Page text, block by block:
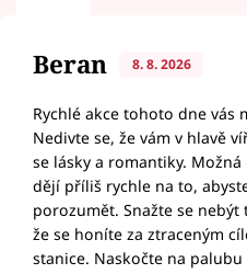
Beran 8. 8. 2026
Rychlé akce tohoto dne vás
Nedivte se, že vám v hlavě
se lásky a romantiky.
dějí příliš rychle na to,
porozumět. Snažte se
že se honíte za ztraceným
stanice. Naskočte na